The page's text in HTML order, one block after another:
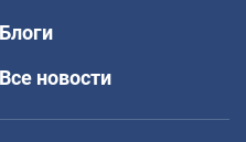
Блоги
Все новости